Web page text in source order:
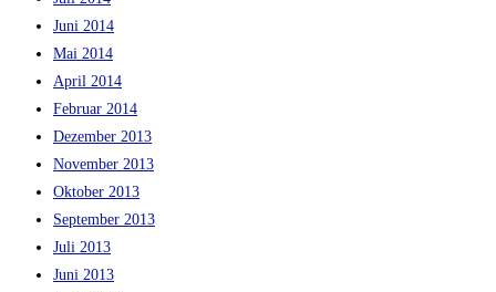
Juni 2014
Mai 2014
April 2014
Februar 2014
Dezember 2013
November 2013
Oktober 2013
September 2013
Juli 2013
Juni 2013